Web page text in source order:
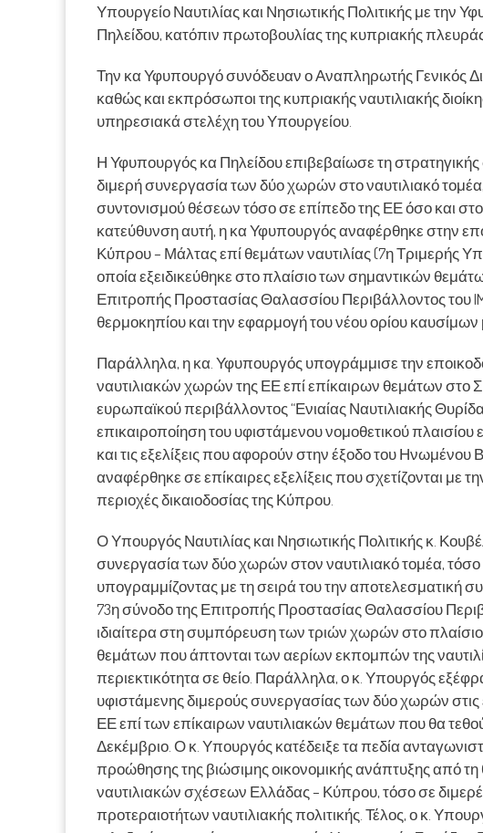
Υπουργείο Ναυτιλίας και Νησιωτικής Πολιτικής με την
Πηλείδου, κατόπιν πρωτοβουλίας της κυπριακής
Την κα Υφυπουργό συνόδευαν ο Αναπληρωτής Γενικός
καθώς και εκπρόσωποι της κυπριακής ναυτιλιακής
υπηρεσιακά στελέχη του Υπουργείου.
Η Υφυπουργός κα Πηλείδου επιβεβαίωσε τη
διμερή συνεργασία των δύο χωρών στο ναυτιλιακό
συντονισμού θέσεων τόσο σε επίπεδο της ΕΕ όσο και
κατεύθυνση αυτή, η κα Υφυπουργός αναφέρθηκε στην
Κύπρου – Μάλτας επί θεμάτων ναυτιλίας (7η Τριμερής
οποία εξειδικεύθηκε στο πλαίσιο των σημαντικών
Επιτροπής Προστασίας Θαλασσίου Περιβάλλοντος του
θερμοκηπίου και την εφαρμογή του νέου ορίου καυσίμων
Παράλληλα, η κα. Υφυπουργός υπογράμμισε την
ναυτιλιακών χωρών της ΕΕ επί επίκαιρων θεμάτων στο
ευρωπαϊκού περιβάλλοντος “Ενιαίας Ναυτιλιακής
επικαιροποίηση του υφιστάμενου νομοθετικού
και τις εξελίξεις που αφορούν στην έξοδο του
αναφέρθηκε σε επίκαιρες εξελίξεις που σχετίζονται με
περιοχές δικαιοδοσίας της Κύπρου.
Ο Υπουργός Ναυτιλίας και Νησιωτικής Πολιτικής κ.
συνεργασία των δύο χωρών στον ναυτιλιακό τομέα, τόσο
υπογραμμίζοντας με τη σειρά του την αποτελεσματική
73η σύνοδο της Επιτροπής Προστασίας Θαλασσίου
ιδιαίτερα στη συμπόρευση των τριών χωρών στο
θεμάτων που άπτονται των αερίων εκπομπών της
περιεκτικότητα σε θείο. Παράλληλα, ο κ. Υπουργός
υφιστάμενης διμερούς συνεργασίας των δύο χωρών στις
ΕΕ επί των επίκαιρων ναυτιλιακών θεμάτων που θα
Δεκέμβριο. Ο κ. Υπουργός κατέδειξε τα πεδία
προώθησης της βιώσιμης οικονομικής ανάπτυξης από
ναυτιλιακών σχέσεων Ελλάδας – Κύπρου, τόσο σε
προτεραιοτήτων ναυτιλιακής πολιτικής. Τέλος, ο κ.